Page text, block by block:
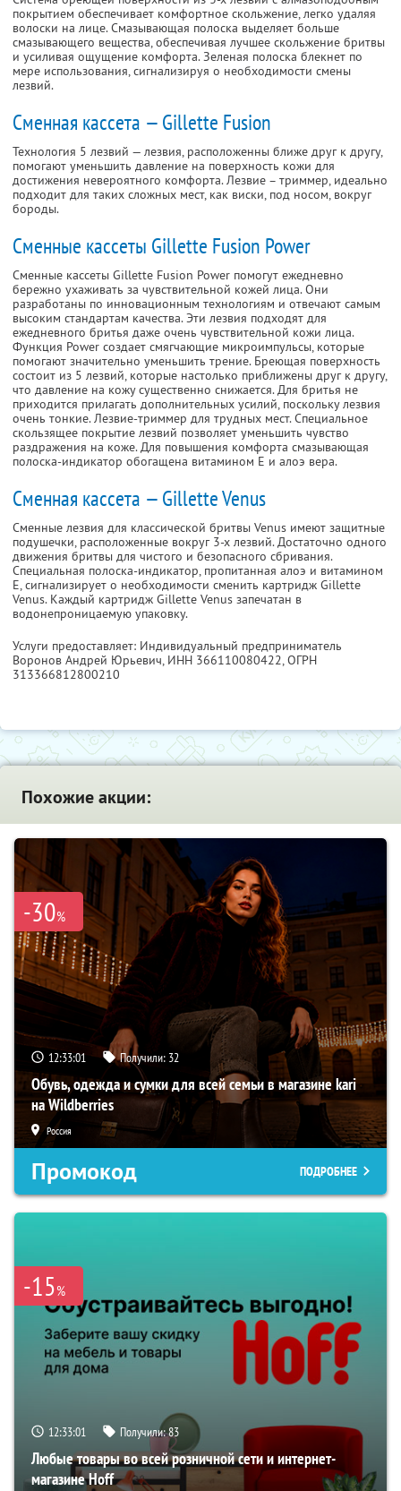
покрытием обеспечивает комфортное скольжение, легко удаляя
волоски на лице. Смазывающая полоска выделяет больше
смазывающего вещества, обеспечивая лучшее скольжение бритвы
и усиливая ощущение комфорта. Зеленая полоска блекнет по
мере использования, сигнализируя о необходимости смены
лезвий.
Сменная кассета — Gillette Fusion
Технология 5 лезвий — лезвия, расположенны ближе друг к другу,
помогают уменьшить давление на поверхность кожи для
достижения невероятного комфорта. Лезвие – триммер, идеально
подходит для таких сложных мест, как виски, под носом, вокруг
бороды.
Сменные кассеты Gillette Fusion Power
Сменные кассеты Gillette Fusion Power помогут ежедневно
бережно ухаживать за чувствительной кожей лица. Они
разработаны по инновационным технологиям и отвечают самым
высоким стандартам качества. Эти лезвия подходят для
ежедневного бритья даже очень чувствительной кожи лица.
Функция Power создает смягчающие микроимпульсы, которые
помогают значительно уменьшить трение. Бреющая поверхность
состоит из 5 лезвий, которые настолько приближены друг к другу,
что давление на кожу существенно снижается. Для бритья не
приходится прилагать дополнительных усилий, поскольку лезвия
очень тонкие. Лезвие-триммер для трудных мест. Специальное
скользящее покрытие лезвий позволяет уменьшить чувство
раздражения на коже. Для повышения комфорта смазывающая
полоска-индикатор обогащена витамином Е и алоэ вера.
Сменная кассета — Gillette Venus
Сменные лезвия для классической бритвы Venus имеют защитные
подушечки, расположенные вокруг 3-х лезвий. Достаточно одного
движения бритвы для чистого и безопасного сбривания.
Специальная полоска-индикатор, пропитанная алоэ и витамином
Е, сигнализирует о необходимости сменить картридж Gillette
Venus. Каждый картридж Gillette Venus запечатан в
водонепроницаемую упаковку.
Услуги предоставляет: Индивидуальный предприниматель
Воронов Андрей Юрьевич, ИНН 366110080422, ОГРН
313366812800210
Похожие акции:
-30%
12:33:00 Получили: 32
Обувь, одежда и сумки для всей семьи в магазине kari
на Wildberries
Россия
Промокод ПОДРОБНЕЕ
-15%
12:33:00 Получили:83
Любые товары во всей розничной сети и интернет-
магазине Hoff